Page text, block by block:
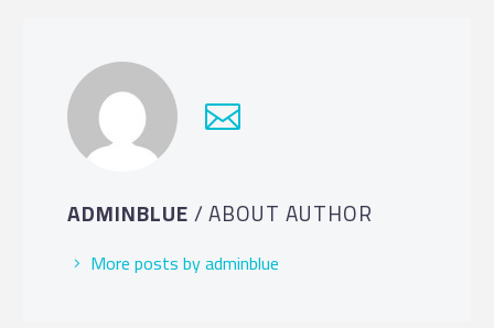
ADMINBLUE/ ABOUT AUTHOR
More posts by adminblue